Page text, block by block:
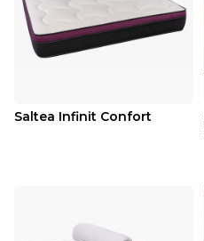
Saltea Infinit Confort